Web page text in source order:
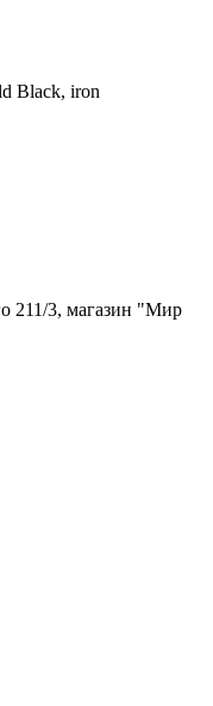
Black, iron
211/3, магазин "Мир